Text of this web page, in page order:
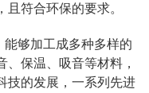
符合环保的要求。
够加工成多种多样的
保温、吸音等材料，
技的发展，一系列先进